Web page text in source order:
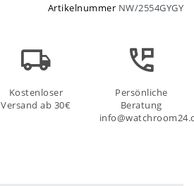
Artikelnummer NW/2554GYGY
Kostenloser
Versand ab 30€
Persönliche
Beratung